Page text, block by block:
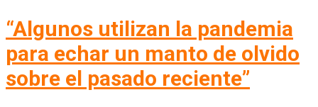
“Algunos utilizan la pandemia
para echar un manto de olvido
sobre el pasado reciente”